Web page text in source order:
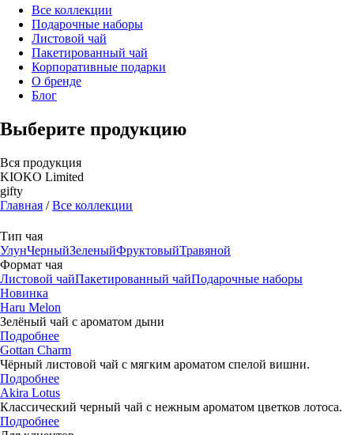
Все коллекции
Подарочные наборы
Листовой чай
Пакетированный чай
Корпоративные подарки
О бренде
Блог
Выберите продукцию
Вся продукция
KIOKO Limited
gifty
Главная /Все коллекции
Тип чая
УлунЧерныйЗеленыйФруктовыйТравяной
Формат чая
Листовой чайПакетированный чайПодарочныe наборы
Новинка
Haru Melon
Зелёный чай с ароматом дыни
Подробнее
Gottan Charm
Чёрный листовой чай с мягким ароматом спелой вишни.
Подробнее
Akira Lotus
Классический черный чай с нежным ароматом цветков лотоса.
Подробнее